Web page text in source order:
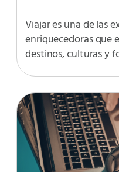
Viajar es una de las
enriquecedoras que
destinos, culturas y